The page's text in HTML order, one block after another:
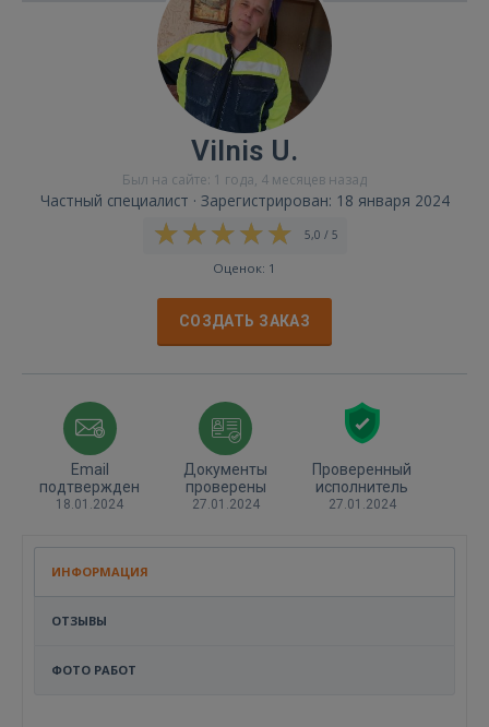
Vilnis U.
Был на сайте: 1 года, 4 месяцев назад
Частный специалист · Зарегистрирован: 18 января 2024
5,0 / 5
Оценок: 1
СОЗДАТЬ ЗАКАЗ
Email
подтвержден
18.01.2024
Документы
проверены
27.01.2024
Проверенный
исполнитель
27.01.2024
ИНФОРМАЦИЯ
ОТЗЫВЫ
ФОТО РАБОТ